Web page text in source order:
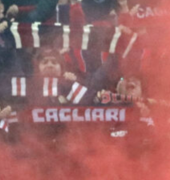
allontana, pesa il caso